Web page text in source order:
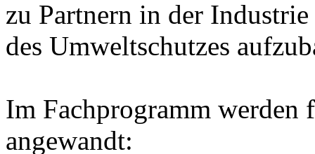
zu Partnern in der
des Umweltschutzes
Im Fachprogramm
angewandt: